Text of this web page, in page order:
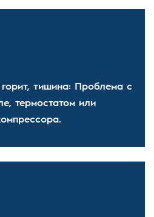
тишина: Проблема с
термостатом или